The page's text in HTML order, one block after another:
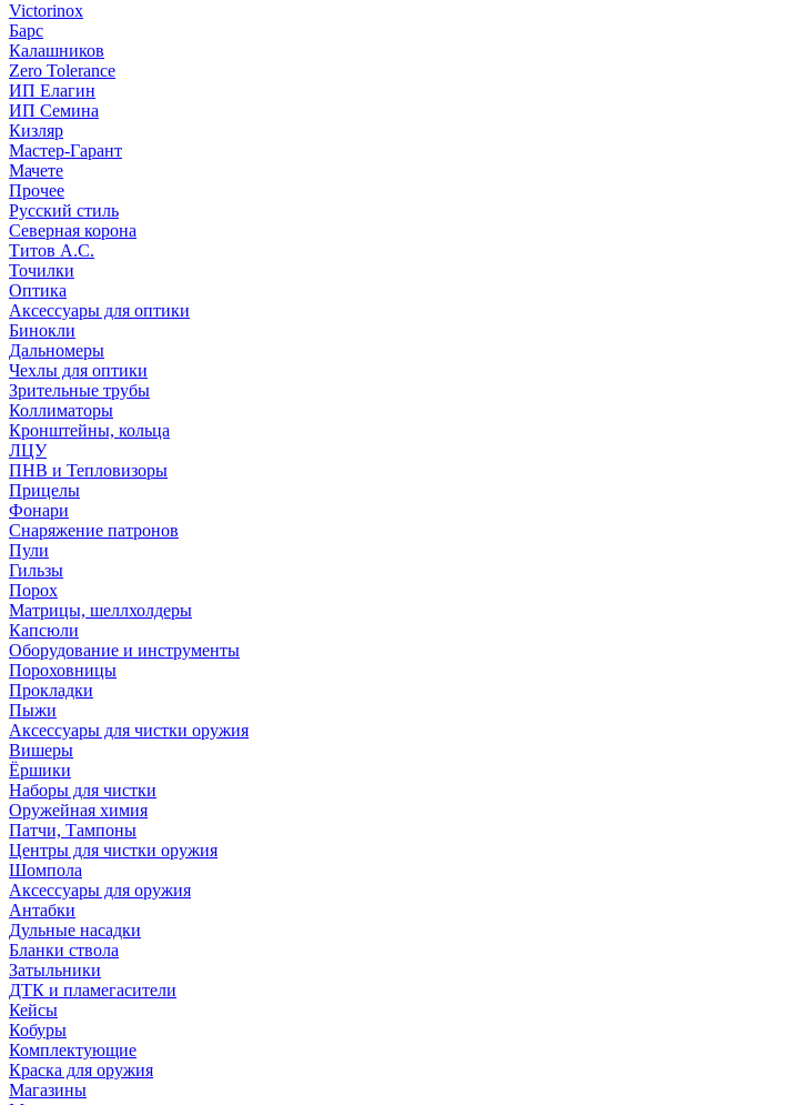
Victorinox
Барс
Калашников
Zero Tolerance
ИП Елагин
ИП Семина
Кизляр
Мастер-Гарант
Мачете
Прочее
Русский стиль
Северная корона
Титов А.С.
Точилки
Оптика
Аксессуары для оптики
Бинокли
Дальномеры
Чехлы для оптики
Зрительные трубы
Коллиматоры
Кронштейны, кольца
ЛЦУ
ПНВ и Тепловизоры
Прицелы
Фонари
Снаряжение патронов
Пули
Гильзы
Порох
Матрицы, шеллхолдеры
Капсюли
Оборудование и инструменты
Пороховницы
Прокладки
Пыжи
Аксессуары для чистки оружия
Вишеры
Ёршики
Наборы для чистки
Оружейная химия
Патчи, Тампоны
Центры для чистки оружия
Шомпола
Аксессуары для оружия
Антабки
Дульные насадки
Бланки ствола
Затыльники
ДТК и пламегасители
Кейсы
Кобуры
Комплектующие
Краска для оружия
Магазины